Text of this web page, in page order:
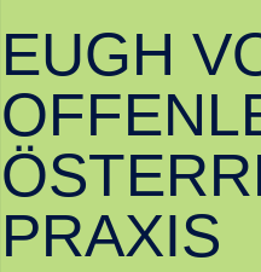
EUGH
PRAXIS